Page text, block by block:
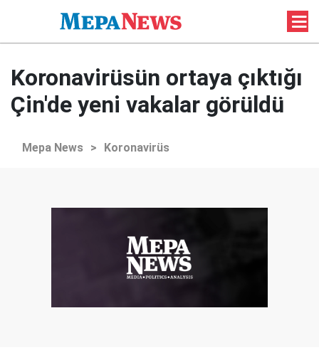
Koronavirüsün ortaya çıktığı
Çin'de yeni vakalar görüldü
Mepa News > Koronavirüs